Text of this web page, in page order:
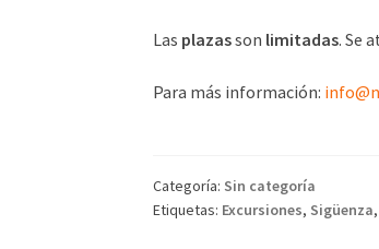
Las plazasson limitadas. Se
Para más información:
Categoría: Sin categoría
Etiquetas: Excursiones, Sigüenza